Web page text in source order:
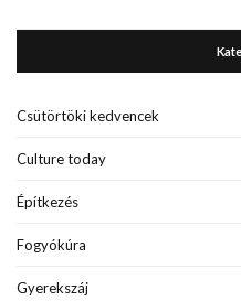
Csütörtöki kedvencek
Culture today
Építkezés
Fogyókúra
Gyerekszáj